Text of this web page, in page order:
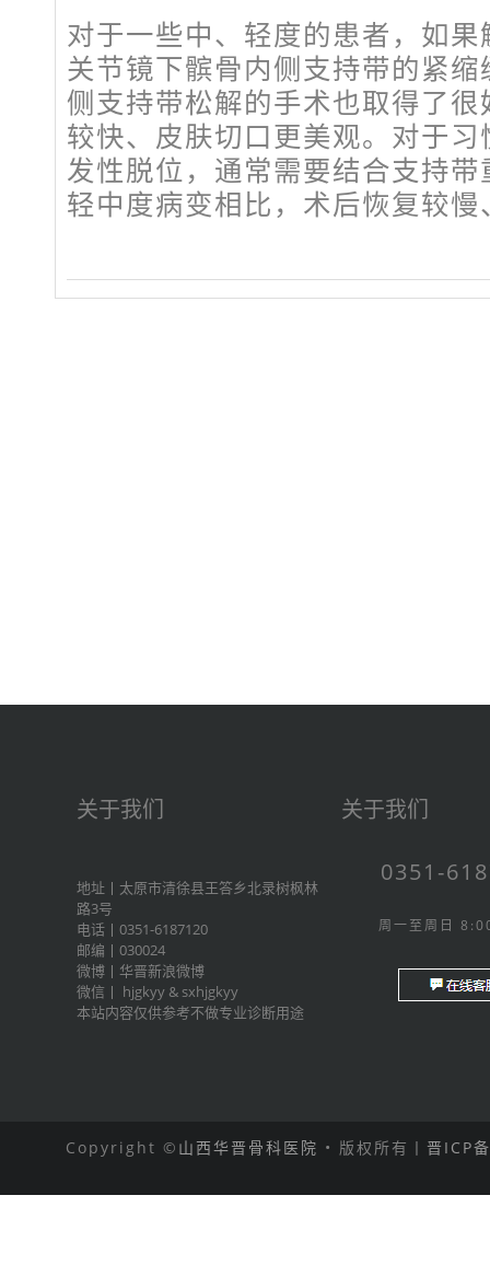
对于一些中、轻度的患者，如
关节镜下髌骨内侧支持带的紧
侧支持带松解的手术也取得了
较快、皮肤切口更美观。对于
发性脱位，通常需要结合支持
轻中度病变相比，术后恢复较
关于我们
地址丨太原市清徐县王答乡北录树枫林
路3号
电话丨0351-6187120
邮编丨030024
微博丨 华晋新浪微博
微信丨 hjgkyy & sxhjgkyy
本站内容仅供参考不做专业诊断用途
关于我们
0351-
周一至周日
Copyright © 山西华晋骨科医院 • 版权所有丨 晋ICP